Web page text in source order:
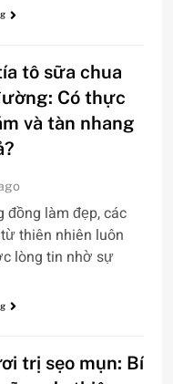
tô sữa chua
Có thực
và tàn nhang
đồng làm đẹp, các
thiên nhiên luôn
lòng tin nhờ sự
trị sẹo mụn: Bí